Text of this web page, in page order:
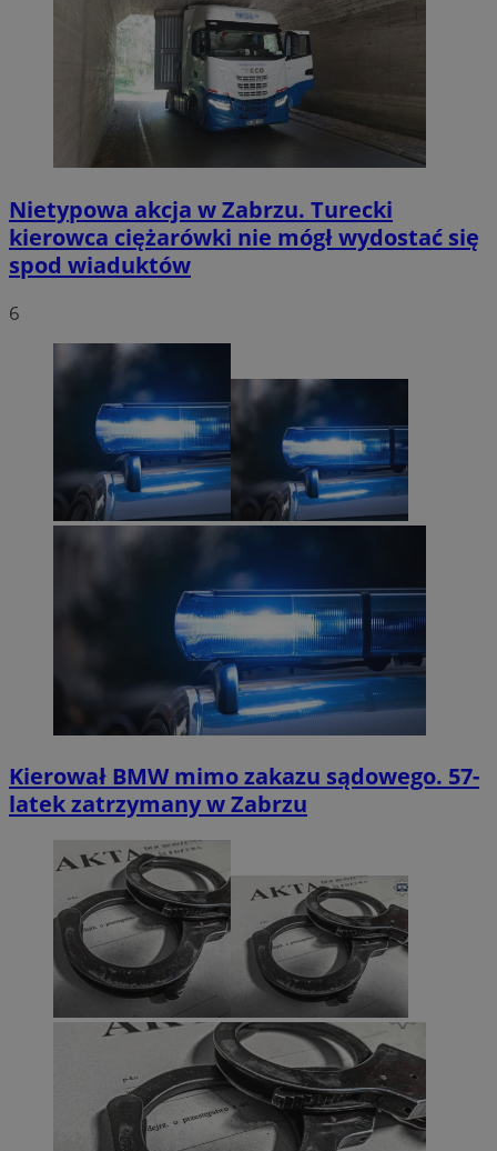
Nietypowa akcja w Zabrzu. Turecki
kierowca ciężarówki nie mógł wydostać się
spod wiaduktów
6
Kierował BMW mimo zakazu sądowego. 57-
latek zatrzymany w Zabrzu